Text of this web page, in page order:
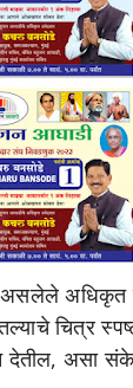
असलेले
चित्र
देतील, असा